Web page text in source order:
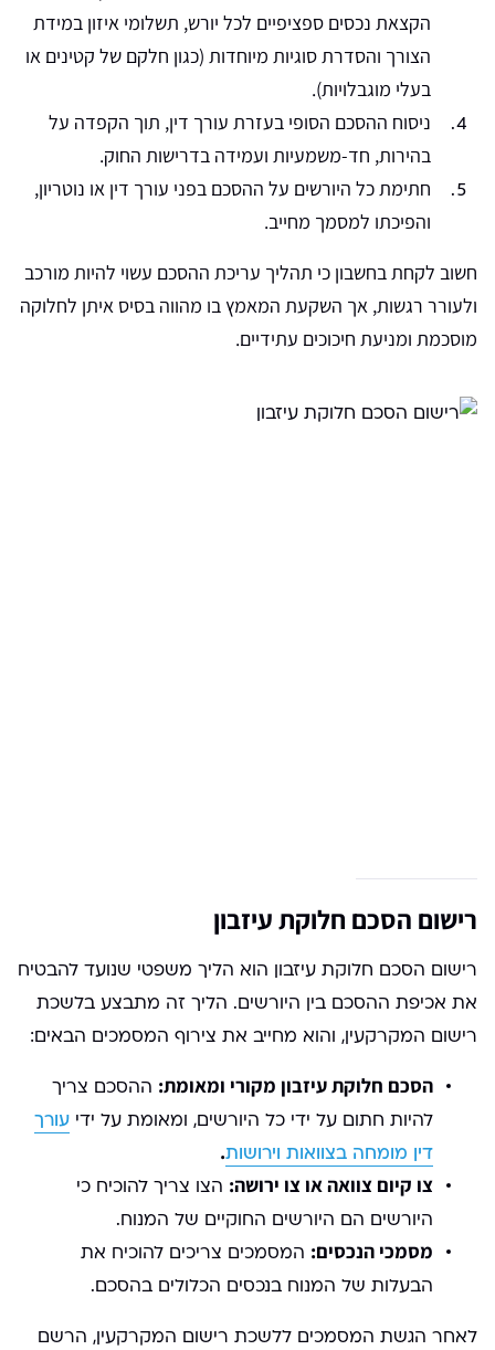
הקצאת נכסים ספציפיים לכל יורש, תשלומי איזון במידת
הצורך והסדרת סוגיות מיוחדות (כגון חלקם של קטינים או
בעלי מוגבלויות).
ניסוח ההסכם הסופי בעזרת עורך דין, תוך הקפדה על
בהירות, חד-משמעיות ועמידה בדרישות החוק.
חתימת כל היורשים על ההסכם בפני עורך דין או נוטריון,
והפיכתו למסמך מחייב.
חשוב לקחת בחשבון כי תהליך עריכת ההסכם עשוי להיות מורכב
ולעורר רגשות, אך השקעת המאמץ בו מהווה בסיס איתן לחלוקה
מוסכמת ומניעת חיכוכים עתידיים.
רישום הסכם חלוקת עיזבון
רישום הסכם חלוקת עיזבון הוא הליך משפטי שנועד להבטיח
את אכיפת ההסכם בין היורשים. הליך זה מתבצע בלשכת
רישום המקרקעין, והוא מחייב את צירוף המסמכים הבאים:
הסכם חלוקת עיזבון מקורי ומאומת: ההסכם צריך
להיות חתום על ידי כל היורשים, ומאומת על ידי עורך
דין מומחה בצוואות וירושות.
צו קיום צוואה או צו ירושה: הצו צריך להוכיח כי
היורשים הם היורשים החוקיים של המנוח.
מסמכי הנכסים: המסמכים צריכים להוכיח את
הבעלות של המנוח בנכסים הכלולים בהסכם.
לאחר הגשת המסמכים ללשכת רישום המקרקעין, הרשם